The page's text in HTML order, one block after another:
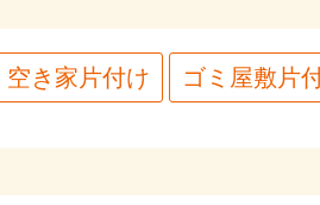
空き家片付け ゴミ屋敷片